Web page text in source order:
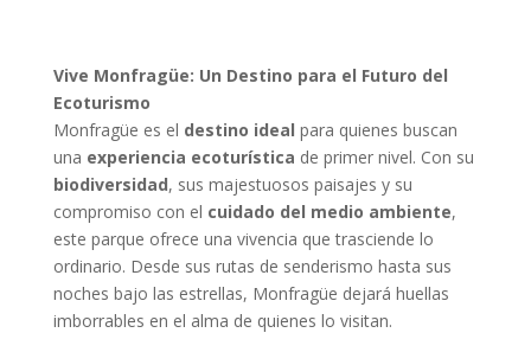
Vive Monfragüe: Un Destino para el Futuro del
Ecoturismo
Monfragüe es el destino ideal para quienes buscan
una experiencia ecoturística de primer nivel. Con su
biodiversidad, sus majestuosos paisajes y su
compromiso con el cuidado del medio ambiente,
este parque ofrece una vivencia que trasciende lo
ordinario. Desde sus rutas de senderismo hasta sus
noches bajo las estrellas, Monfragüe dejará huellas
imborrables en el alma de quienes lo visitan.